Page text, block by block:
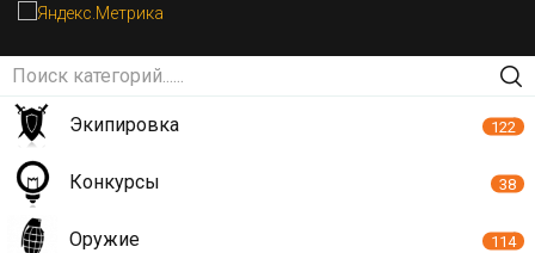
Экипировка 122
Конкурсы 38
Оружие 114